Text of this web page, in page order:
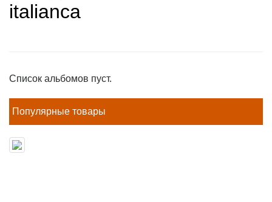
italianca
Список альбомов пуст.
Популярные товары